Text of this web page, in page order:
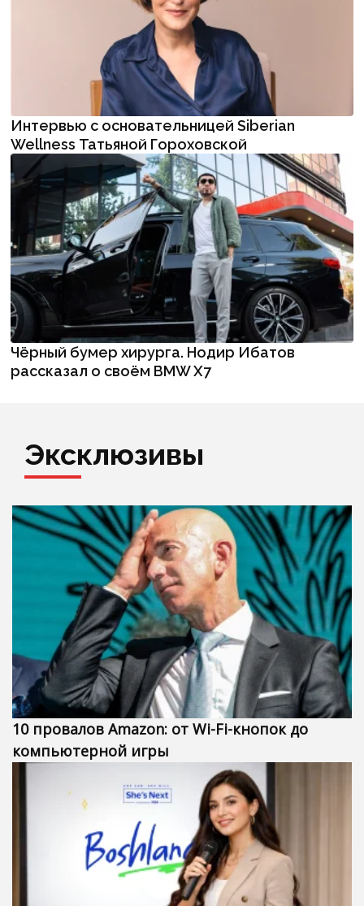
Интервью с основательницей Siberian
Wellness Татьяной Гороховской
Чёрный бумер хирурга. Нодир Ибатов
рассказал о своём BMW X7
Эксклюзивы
10 провалов Amazon: от Wi-Fi-кнопок до
компьютерной игры